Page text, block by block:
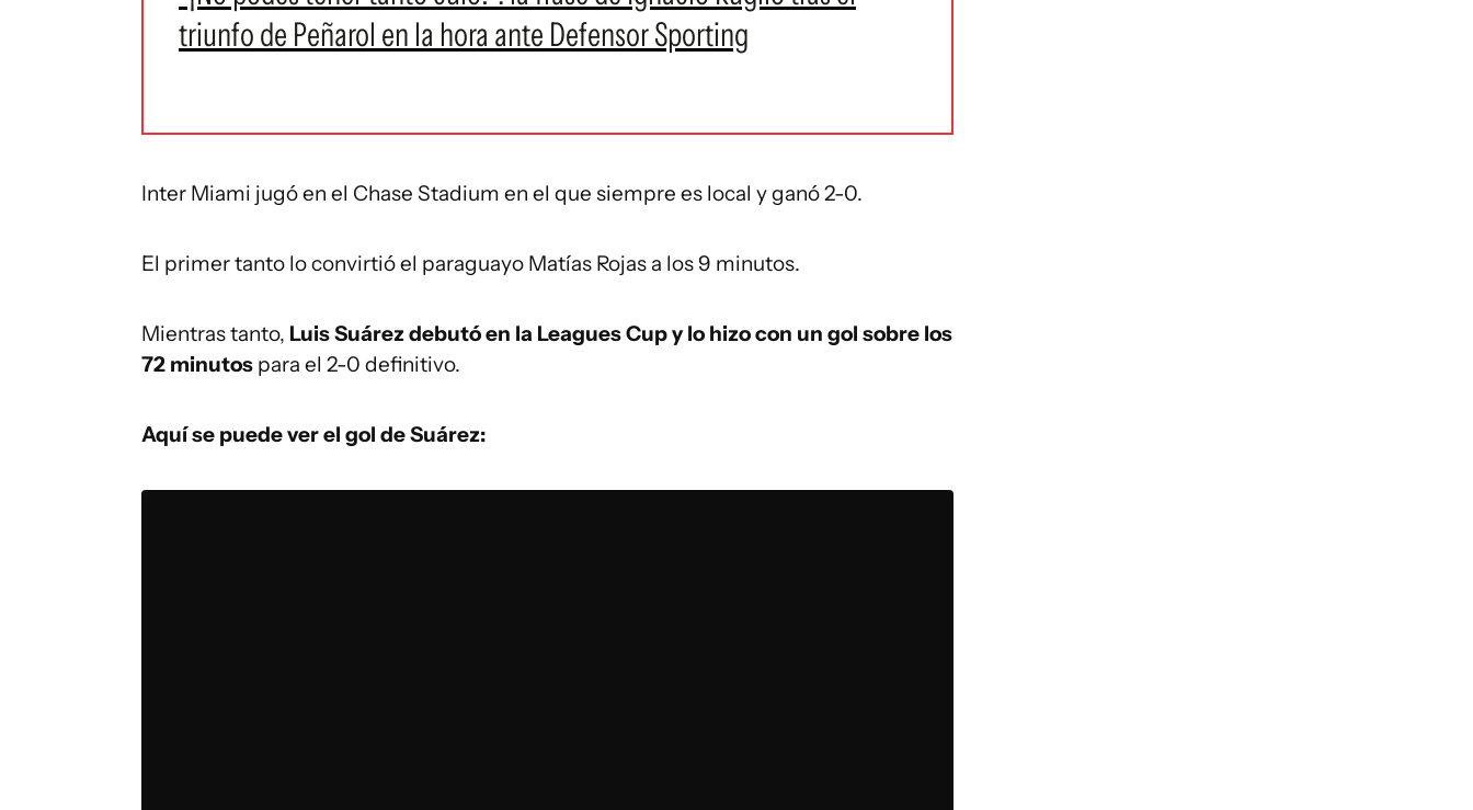
triunfo de Peñarol en la hora ante Defensor Sporting
Inter Miami jugó en el Chase Stadium en el que siempre es local y ganó 2-0.
El primer tanto lo convirtió el paraguayo Matías Rojas a los 9 minutos.
Mientras tanto, Luis Suárez debutó en la Leagues Cup y lo hizo con un gol sobre los
72 minutos para el 2-0 definitivo.
Aquí se puede ver el gol de Suárez: